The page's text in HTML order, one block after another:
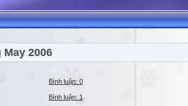
2006
Bình luận: 0
Bình luận: 1